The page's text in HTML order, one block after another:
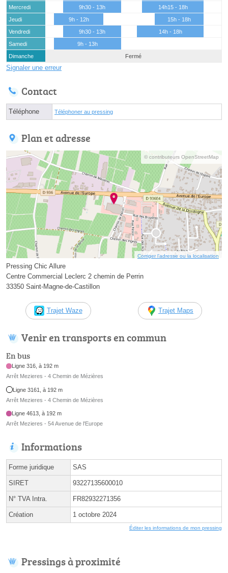
Mercredi
9h30 - 13h
14h15 - 18h
Jeudi
9h - 12h
15h - 18h
Vendredi
9h30 - 13h
14h - 18h
Samedi
9h - 13h
Dimanche
Fermé
Signaler une erreur
Contact
Téléphone Téléphoner au pressing
Plan et adresse
© contributeurs OpenStreetMap
Corriger l’adresse ou la localisation
Pressing Chic Allure
Centre Commercial Leclerc 2 chemin de Perrin
33350 Saint-Magne-de-Castillon
Trajet Waze Trajet Maps
Venir en transports en commun
En bus
Ligne 316, à 192 m
Arrêt Mezieres - 4 Chemin de Mézières
Ligne 3161, à 192 m
Arrêt Mezieres - 4 Chemin de Mézières
Ligne 4613, à 192 m
Arrêt Mezieres - 54 Avenue de l'Europe
Informations
Forme juridique SAS
SIRET 93227135600010
N° TVA Intra. FR82932271356
Création 1 octobre 2024
Éditer les informations de mon pressing
Pressings à proximité